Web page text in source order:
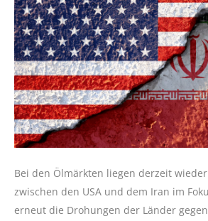
Bei den Ölmärkten liegen derzeit
zwischen den USA und dem Iran im
erneut die Drohungen der Länder